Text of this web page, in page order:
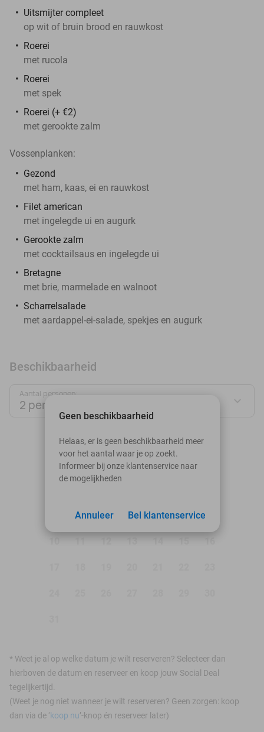
Uitsmijter compleet
op wit of bruin brood en rauwkost
Roerei
met rucola
Roerei
met spek
Roerei (+ €2)
met gerookte zalm
Vossenplanken:
Gezond
met ham, kaas, ei en rauwkost
Filet american
met ingelegde ui en augurk
Gerookte zalm
met cocktailsaus en ingelegde ui
Bretagne
met brie, marmelade en walnoot
Scharrelsalade
met aardappel-ei-salade, spekjes en augurk
Beschikbaarheid
Aantal personen:
2 personen
augustus 2026
Ma
Di Wo Do Vr
4 5 6 7 8
* Weet je al op welke datum je wilt reserveren? Selecteer dan
hierboven de datum en reserveer en koop jouw Social Deal
tegelijkertijd.
(Weet je nog niet wanneer je wilt reserveren? Geen zorgen: koop
dan via de ‘koop nu’-knop én reserveer later)
Geen beschikbaarheid
Helaas, er is geen beschikbaarheid meer
voor het aantal waar je op zoekt.
Informeer bij onze klantenservice naar
de mogelijkheden
Bel klantenservice
Annuleer